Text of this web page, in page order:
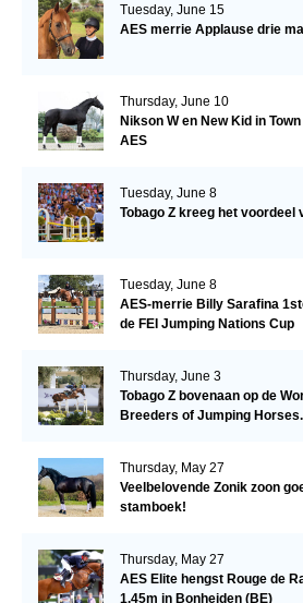
Tuesday, June 15
AES merrie Applause drie
Thursday, June 10
Nikson W en New Kid in
AES
Tuesday, June 8
Tobago Z kreeg het voordeel
Tuesday, June 8
AES-merrie Billy Sarafina
de FEI Jumping Nations Cup
Thursday, June 3
Tobago Z bovenaan op de
Breeders of Jumping Horses.
Thursday, May 27
Veelbelovende Zonik zoon
stamboek!
Thursday, May 27
AES Elite hengst Rouge de
1.45m in Bonheiden (BE)